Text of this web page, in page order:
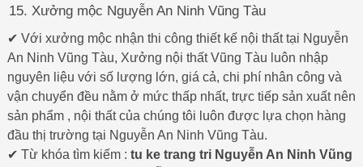
Xưởng mộc Nguyễn An Ninh Vũng Tàu
✔ Với xưởng mộc nhận thi công thiết kế nội thất tại Nguyễn
An Ninh Vũng Tàu, Xưởng nội thất Vũng Tàu luôn nhập
nguyên liệu với số lượng lớn, giá cả, chi phí nhân công và
vận chuyển đều nằm ở mức thấp nhất, trực tiếp sản xuất nên
sản phẩm , nội thất của chúng tôi luôn được lựa chọn hàng
đầu thị trường tại Nguyễn An Ninh Vũng Tàu.
✔ Từ khóa tìm kiếm : tu ke trang tri Nguyễn An Ninh Vũng